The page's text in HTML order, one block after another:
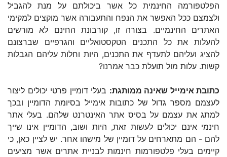
הפלטפורמה החינמית כל אשר ביכולתם על מנת להגביל
ולצמצם ככל האפשר את הנפח והתעבורה אשר מוקצים למקימי
האתרים החינמיים. בצורה זו, קורבונת החינם לא מורשים
להעלות את כל התכנים הטקסטואליים והגרפיים שברצונם
להציג ועליהם לתעדף את התכנים, היות וחלות עליהם הגבלות
קשות. עלות מול תועלת כבר אמרנו?
כתובת אימייל שאינה ממותגת: בעלי דומיין פרטי יכולים ליצור
לעצמם מספר גדול של כתובות אימייל בסיומת הדומיין ובכך
למתג את עצמם על בסיס אתר האינטרנט שלהם. בעלי אתר
חינמי אינם יכולים לעשות זאת, היות ושוב, הדומיין אינו שייך
להם - הם מתארחים על דומיין של מישהו אחר. יש לציין כאן, כי
קיימים בעלי פלטפורמות חינמות לבניית אתרים אשר מציעים